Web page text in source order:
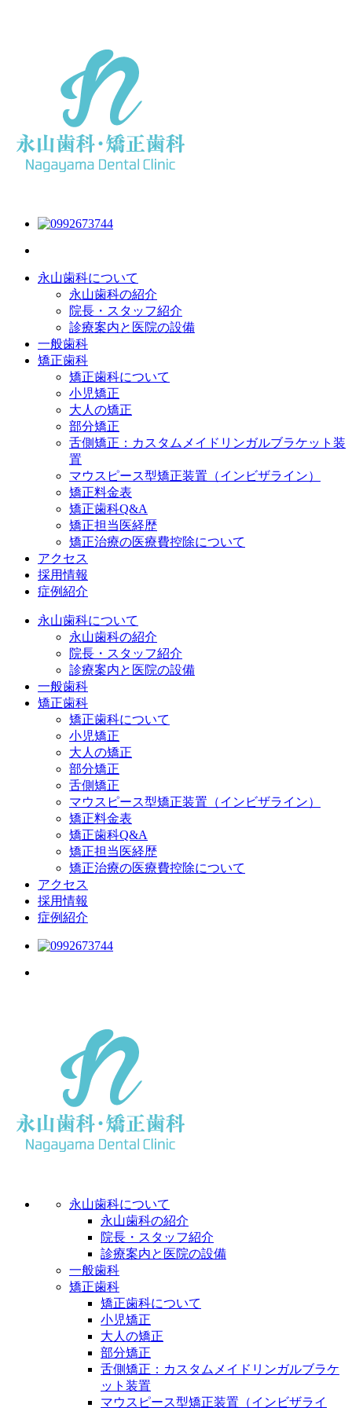
永山歯科について
永山歯科の紹介
院長・スタッフ紹介
診療案内と医院の設備
一般歯科
矯正歯科
矯正歯科について
小児矯正
大人の矯正
部分矯正
舌側矯正：カスタムメイドリンガルブラケット装
置
マウスピース型矯正装置（インビザライン）
矯正料金表
矯正歯科Q&A
矯正担当医経歴
矯正治療の医療費控除について
アクセス
採用情報
症例紹介
永山歯科について
永山歯科の紹介
院長・スタッフ紹介
診療案内と医院の設備
一般歯科
矯正歯科
矯正歯科について
小児矯正
大人の矯正
部分矯正
舌側矯正
マウスピース型矯正装置（インビザライン）
矯正料金表
矯正歯科Q&A
矯正担当医経歴
矯正治療の医療費控除について
アクセス
採用情報
症例紹介
永山歯科について
永山歯科の紹介
院長・スタッフ紹介
診療案内と医院の設備
一般歯科
矯正歯科
矯正歯科について
小児矯正
大人の矯正
部分矯正
舌側矯正：カスタムメイドリンガルブラケ
ット装置
マウスピース型矯正装置（インビザライ